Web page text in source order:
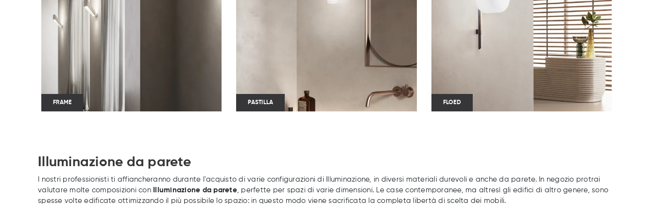
FRAME PASTILLA FLOED
Illuminazione da parete
I nostri professionisti ti affiancheranno durante l'acquisto di varie configurazioni di Illuminazione, in diversi materiali durevoli e anche da parete. In negozio protrai
valutare molte composizioni con
Illuminazione da parete, perfette per spazi di varie dimensioni. Le case contemporanee, ma altresì gli edifici di altro genere, sono
spesse volte edificate ottimizzando il più possibile lo spazio: in questo modo viene sacrificata la completa libertà di scelta dei mobili.